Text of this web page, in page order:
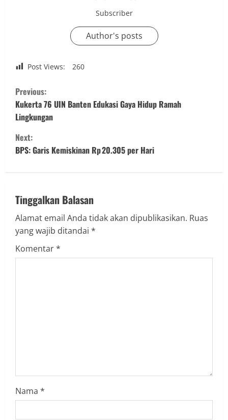
Subscriber
Author's posts
Post Views: 260
C
o
n
t
n
u
e
R
g
Previous:
Kukerta 76 UIN Banten Edukasi Gaya Hidup Ramah
Lingkungan
Next:
BPS: Garis Kemiskinan Rp 20.305 per Hari
Tinggalkan Balasan
Alamat email Anda tidak akan dipublikasikan. Ruas
yang wajib ditandai *
Komentar*
Nama *